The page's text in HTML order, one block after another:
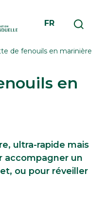
FR
de fenouils en marinière
en
ultra-rapide mais
accompagner un
ou pour réveiller